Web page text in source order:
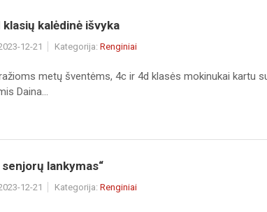
klasių kalėdinė išvyka
12-21 Kategorija: Renginiai
metų šventėms, 4c ir 4d klasės mokinukai kartu
Daina...
senjorų lankymas“
12-21 Kategorija: Renginiai